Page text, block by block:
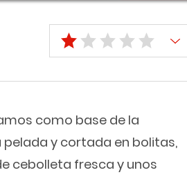
como base de la
pelada y cortada en bolitas,
cebolleta fresca y unos